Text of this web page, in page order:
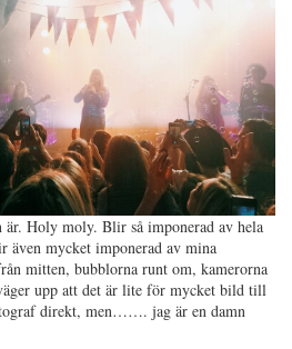
Holy moly. Blir så imponerad av hela
även mycket imponerad av mina
mitten, bubblorna runt om, kamerorna
upp att det är lite för mycket bild till
direkt, men……. jag är en damn